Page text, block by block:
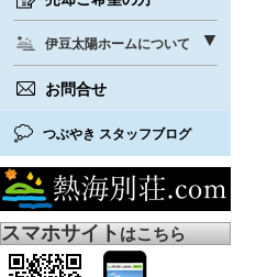
伊豆太陽ホームについて
お問合せ
つぶやき スタッフブログ
スマホサイトはこちら